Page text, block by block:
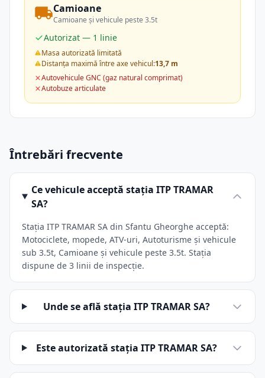
Camioane
Camioane și vehicule peste 3.5t
Autorizat — 1 linie
Masa autorizată limitată
Distanța maximă între axe vehicul:13,7 m
Autovehicule GNC (gaz natural comprimat)
Autobuze articulate
Întrebări frecvente
Ce vehicule acceptă stația ITP TRAMAR
SA?
Stația ITP TRAMAR SA din Sfantu Gheorghe acceptă:
Motociclete, mopede, ATV-uri, Autoturisme și vehicule
sub 3.5t, Camioane și vehicule peste 3.5t. Stația
dispune de 3 linii de inspecție.
Unde se află stația ITP TRAMAR SA?
Este autorizată stația ITP TRAMAR SA?